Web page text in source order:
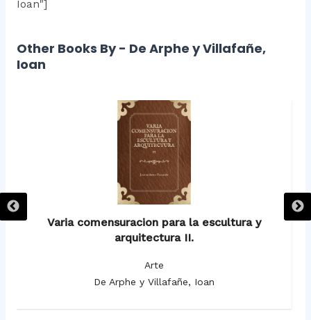
Ioan"]
Other Books By - De Arphe y Villafañe,
Ioan
Varia comensuracion para la escultura y
arquitectura II.
Arte
De Arphe y Villafañe, Ioan